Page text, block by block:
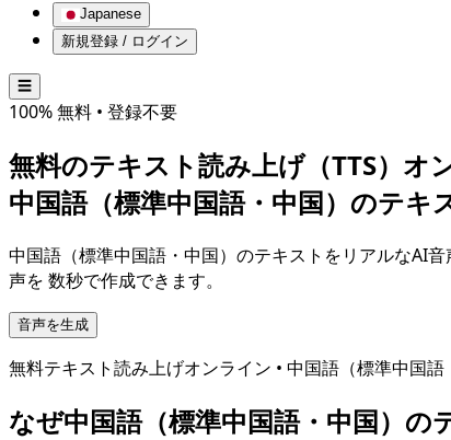
Japanese
新規登録 / ログイン
☰
100% 無料 • 登録不要
無料のテキスト読み上げ（TTS）オ
中国語（標準中国語・中国） のテキ
中国語（標準中国語・中国） のテキストをリアルなAI
声を 数秒で作成できます。
音声を生成
無料テキスト読み上げオンライン • 中国語（標準中国語
なぜ中国語（標準中国語・中国） の